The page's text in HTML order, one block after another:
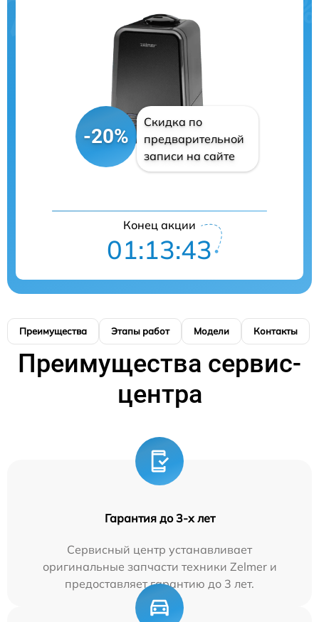
-20%
Скидка по
предварительной
записи на сайте
Конец акции
01:13:43
Преимущества Этапы работ Модели Контакты
Преимущества сервис-
центра
Гарантия до 3-х лет
Сервисный центр устанавливает
оригинальные запчасти техники Zelmer и
предоставляет гарантию до 3 лет.